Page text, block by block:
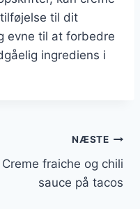
til dit
evne til at forbedre
ingrediens i
NÆSTE
Creme fraiche og chili
sauce på tacos